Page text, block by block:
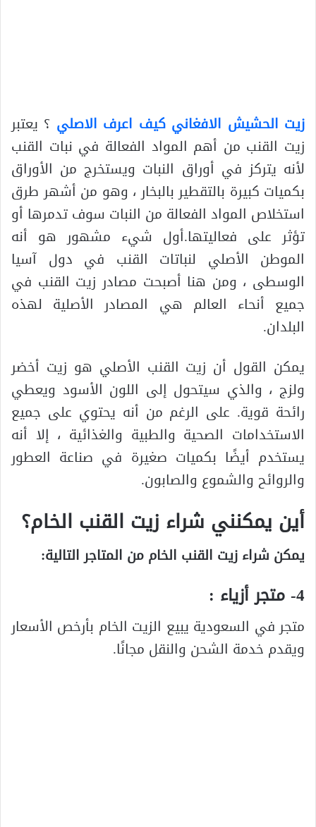
زيت الحشيش الافغاني كيف اعرف الاصلي ؟ يعتبر
زيت القنب من أهم المواد الفعالة في نبات القنب
لأنه يتركز في أوراق النبات ويستخرج من الأوراق
بكميات كبيرة بالتقطير بالبخار ، وهو من أشهر طرق
استخلاص المواد الفعالة من النبات سوف تدمرها أو
تؤثر على فعاليتها.أول شيء مشهور هو أنه
الموطن الأصلي لنباتات القنب في دول آسيا
الوسطى ، ومن هنا أصبحت مصادر زيت القنب في
جميع أنحاء العالم هي المصادر الأصلية لهذه
البلدان.
يمكن القول أن زيت القنب الأصلي هو زيت أخضر
ولزج ، والذي سيتحول إلى اللون الأسود ويعطي
رائحة قوية. على الرغم من أنه يحتوي على جميع
الاستخدامات الصحية والطبية والغذائية ، إلا أنه
يستخدم أيضًا بكميات صغيرة في صناعة العطور
والروائح والشموع والصابون.
أين يمكنني شراء زيت القنب الخام؟
يمكن شراء زيت القنب الخام من المتاجر التالية:
4- متجر أزياء :
متجر في السعودية يبيع الزيت الخام بأرخص الأسعار
ويقدم خدمة الشحن والنقل مجانًا.